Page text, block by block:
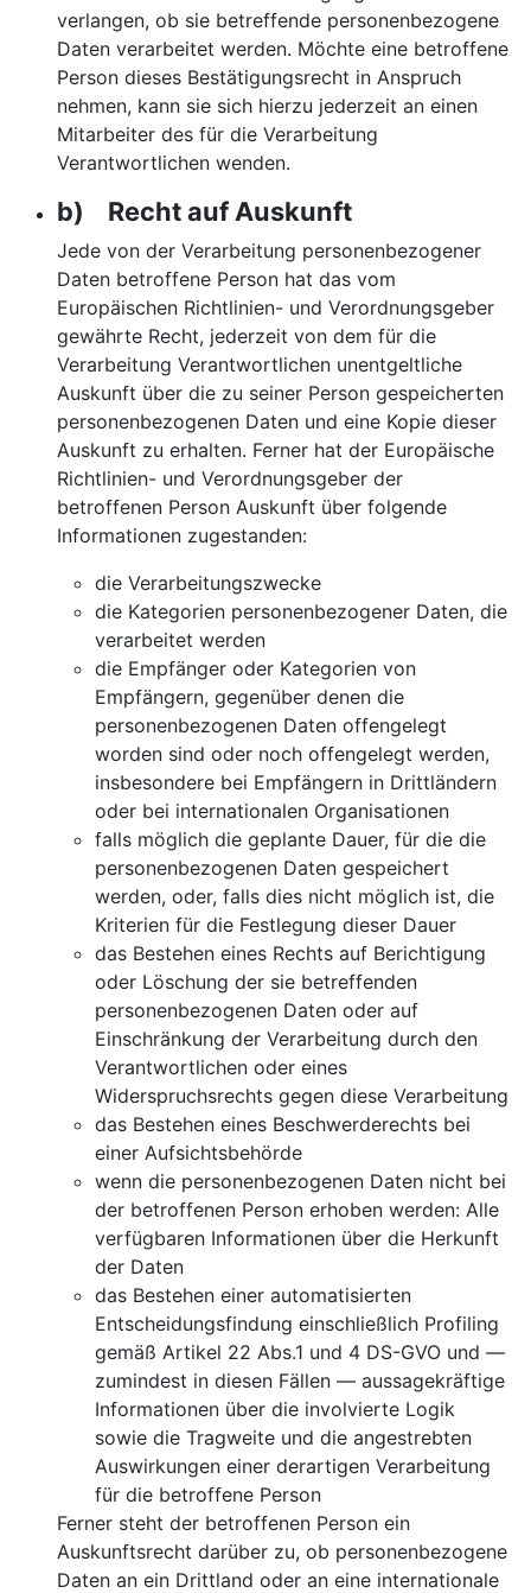
verlangen, ob sie betreffende personenbezogene
Daten verarbeitet werden. Möchte eine betroffene
Person dieses Bestätigungsrecht in Anspruch
nehmen, kann sie sich hierzu jederzeit an einen
Mitarbeiter des für die Verarbeitung
Verantwortlichen wenden.
b) Recht auf Auskunft
Jede von der Verarbeitung personenbezogener
Daten betroffene Person hat das vom
Europäischen Richtlinien- und Verordnungsgeber
gewährte Recht, jederzeit von dem für die
Verarbeitung Verantwortlichen unentgeltliche
Auskunft über die zu seiner Person gespeicherten
personenbezogenen Daten und eine Kopie dieser
Auskunft zu erhalten. Ferner hat der Europäische
Richtlinien- und Verordnungsgeber der
betroffenen Person Auskunft über folgende
Informationen zugestanden:
die Verarbeitungszwecke
die Kategorien personenbezogener Daten, die
verarbeitet werden
die Empfänger oder Kategorien von
Empfängern, gegenüber denen die
personenbezogenen Daten offengelegt
worden sind oder noch offengelegt werden,
insbesondere bei Empfängern in Drittländern
oder bei internationalen Organisationen
falls möglich die geplante Dauer, für die die
personenbezogenen Daten gespeichert
werden, oder, falls dies nicht möglich ist, die
Kriterien für die Festlegung dieser Dauer
das Bestehen eines Rechts auf Berichtigung
oder Löschung der sie betreffenden
personenbezogenen Daten oder auf
Einschränkung der Verarbeitung durch den
Verantwortlichen oder eines
Widerspruchsrechts gegen diese Verarbeitung
das Bestehen eines Beschwerderechts bei
einer Aufsichtsbehörde
wenn die personenbezogenen Daten nicht bei
der betroffenen Person erhoben werden: Alle
verfügbaren Informationen über die Herkunft
der Daten
das Bestehen einer automatisierten
Entscheidungsfindung einschließlich Profiling
gemäß Artikel 22 Abs.1 und 4 DS-GVO und —
zumindest in diesen Fällen — aussagekräftige
Informationen über die involvierte Logik
sowie die Tragweite und die angestrebten
Auswirkungen einer derartigen Verarbeitung
für die betroffene Person
Ferner steht der betroffenen Person ein
Auskunftsrecht darüber zu, ob personenbezogene
Daten an ein Drittland oder an eine internationale